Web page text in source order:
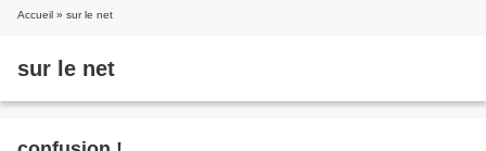
Accueil » sur le net
sur le net